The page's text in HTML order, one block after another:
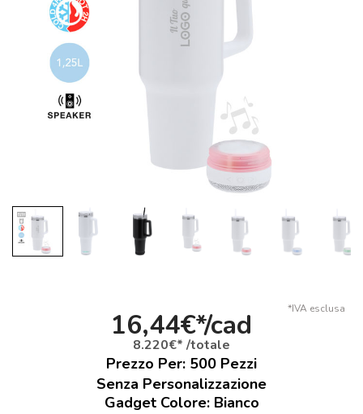
*IVA esclusa
16,44€*/cad
8.220€* /totale
Prezzo Per: 500 Pezzi
Senza Personalizzazione
Gadget Colore: Bianco